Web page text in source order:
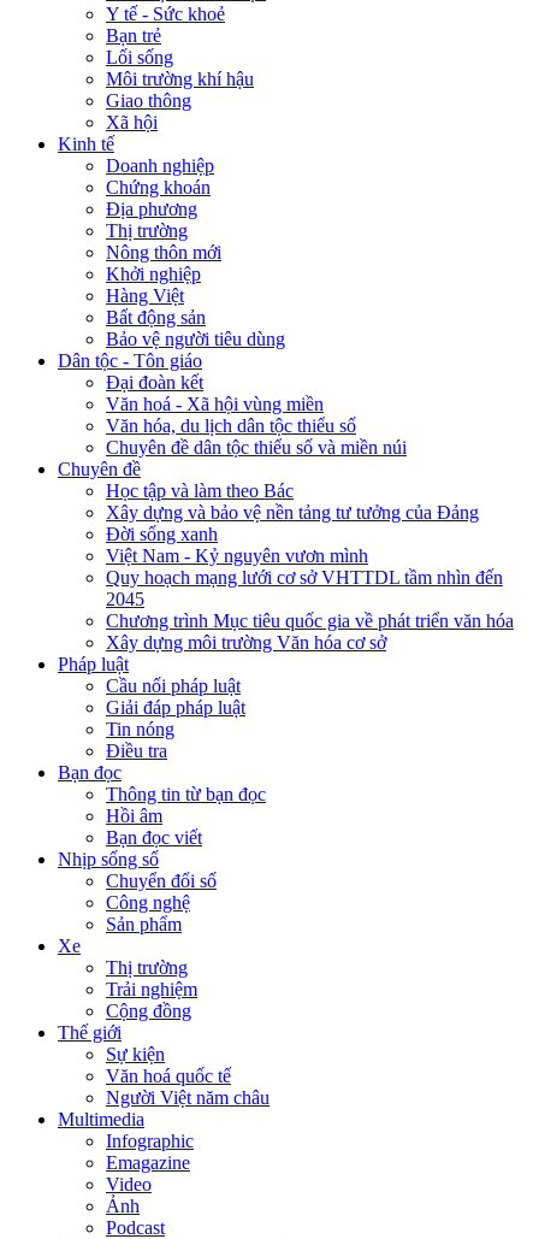
Y tế - Sức khoẻ
Bạn trẻ
Lối sống
Môi trường khí hậu
Giao thông
Xã hội
Kinh tế
Doanh nghiệp
Chứng khoán
Địa phương
Thị trường
Nông thôn mới
Khởi nghiệp
Hàng Việt
Bất động sản
Bảo vệ người tiêu dùng
Dân tộc - Tôn giáo
Đại đoàn kết
Văn hoá - Xã hội vùng miền
Văn hóa, du lịch dân tộc thiểu số
Chuyên đề dân tộc thiểu số và miền núi
Chuyên đề
Học tập và làm theo Bác
Xây dựng và bảo vệ nền tảng tư tưởng của Đảng
Đời sống xanh
Việt Nam - Kỷ nguyên vươn mình
Quy hoạch mạng lưới cơ sở VHTTDL tầm nhìn đến
2045
Chương trình Mục tiêu quốc gia về phát triển văn hóa
Xây dựng môi trường Văn hóa cơ sở
Pháp luật
Cầu nối pháp luật
Giải đáp pháp luật
Tin nóng
Điều tra
Bạn đọc
Thông tin từ bạn đọc
Hồi âm
Bạn đọc viết
Nhịp sống số
Chuyển đổi số
Công nghệ
Sản phẩm
Xe
Thị trường
Trải nghiệm
Cộng đồng
Thế giới
Sự kiện
Văn hoá quốc tế
Người Việt năm châu
Multimedia
Infographic
Emagazine
Video
Ảnh
Podcast